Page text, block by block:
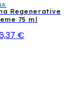
und Nagel-
und
unterhalb des
Regenerative
75 ml
€